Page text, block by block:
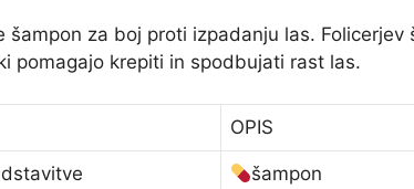
šampon za boj proti izpadanju las. Folicerjev
pomagajo krepiti in spodbujati rast las.
OPIS
šampon